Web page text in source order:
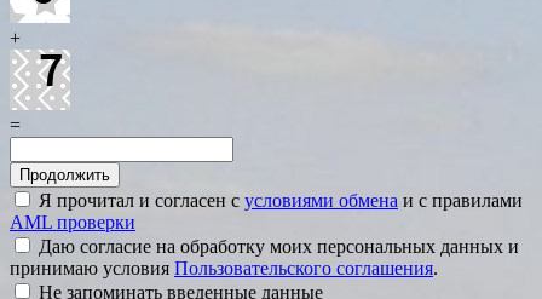
+
=
Я прочитал и согласен с условиями обмена и с правилами
AML проверки
Даю согласие на обработку моих персональных данных и
принимаю условия Пользовательского соглашения.
Не запоминать введенные данные